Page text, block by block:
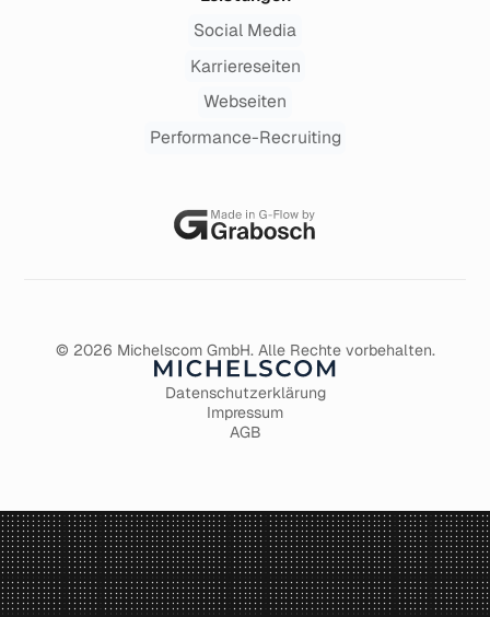
Social Media
Karriereseiten
Webseiten
Performance-Recruiting
© 2026 Michelscom GmbH. Alle Rechte vorbehalten.
Datenschutzerklärung
Impressum
AGB